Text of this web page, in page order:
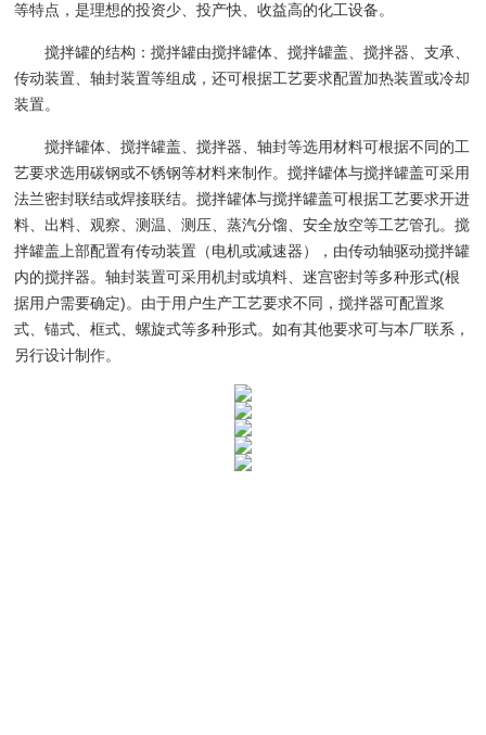
等特点，是理想的投资少、投产快、收益高的化工设备。
搅拌罐的结构：搅拌罐由搅拌罐体、搅拌罐盖、搅拌器、支承、
传动装置、轴封装置等组成，还可根据工艺要求配置加热装置或冷却
装置。
搅拌罐体、搅拌罐盖、搅拌器、轴封等选用材料可根据不同的工
艺要求选用碳钢或不锈钢等材料来制作。搅拌罐体与搅拌罐盖可采用
法兰密封联结或焊接联结。搅拌罐体与搅拌罐盖可根据工艺要求开进
料、出料、观察、测温、测压、蒸汽分馏、安全放空等工艺管孔。搅
拌罐盖上部配置有传动装置（电机或减速器），由传动轴驱动搅拌罐
内的搅拌器。轴封装置可采用机封或填料、迷宫密封等多种形式(根
据用户需要确定)。由于用户生产工艺要求不同，搅拌器可配置浆
式、锚式、框式、螺旋式等多种形式。如有其他要求可与本厂联系，
另行设计制作。